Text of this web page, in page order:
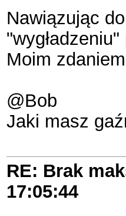
Nawiązując
Moim
@Bob
Jaki masz
RE: Brak
17:05:44